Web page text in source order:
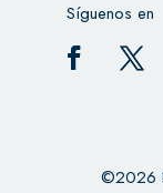
Síguenos en
©2026